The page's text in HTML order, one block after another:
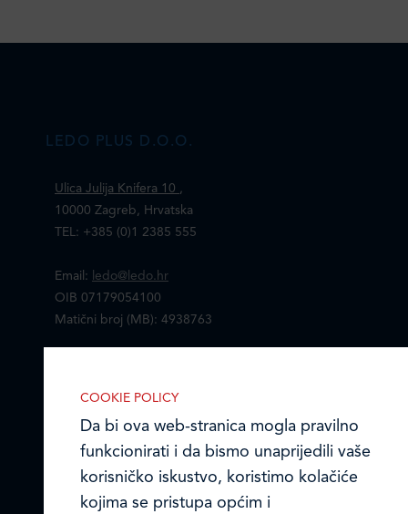
LEDO PLUS D.O.O.
Ulica Julija Knifera 10 ,
10000 Zagreb, Hrvatska
TEL: +385 (0)1 2385 555
Email:
ledo@ledo.hr
OIB 07179054100
Matični broj (MB): 4938763
Ledo u inozemstvu
Online formular
COOKIE POLICY
Da bi ova web-stranica mogla pravilno
funkcionirati i da bismo unaprijedili vaše
korisničko iskustvo, koristimo kolačiće
kojima se pristupa općim i